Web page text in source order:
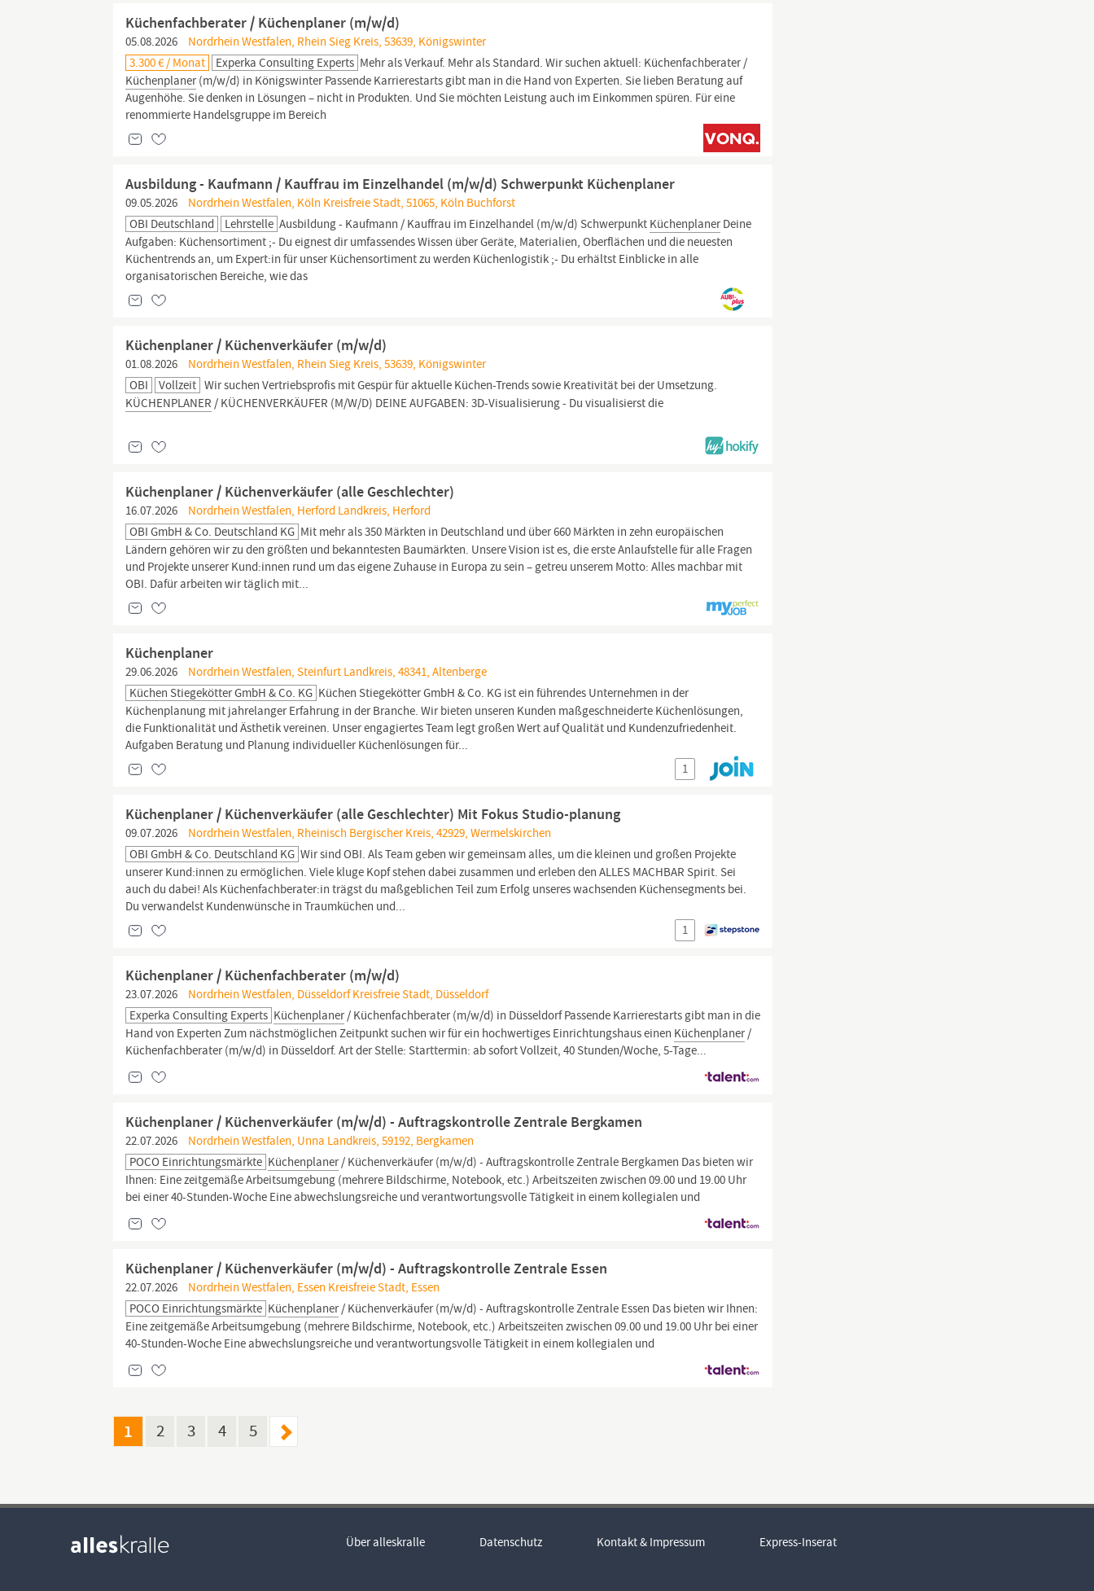
Küchenfachberater / Küchenplaner (m/w/d)
05.08.2026
Nordrhein Westfalen, Rhein Sieg Kreis, 53639, Königswinter
3.300 € / Monat
Experka Consulting Experts Mehr als Verkauf. Mehr als Standard. Wir suchen aktuell: Küchenfachberater /
Küchenplaner(m/w/d) in Königswinter Passende Karrierestarts gibt man in die Hand von Experten. Sie lieben Beratung auf
Augenhöhe. Sie denken in Lösungen – nicht in Produkten. Und Sie möchten Leistung auch im Einkommen spüren. Für eine
renommierte Handelsgruppe im Bereich
Ausbildung - Kaufmann / Kauffrau im Einzelhandel (m/w/d) Schwerpunkt Küchenplaner
09.05.2026
Nordrhein Westfalen, Köln Kreisfreie Stadt, 51065, Köln Buchforst
OBI Deutschland
Lehrstelle Ausbildung - Kaufmann / Kauffrau im Einzelhandel (m/w/d) Schwerpunkt KüchenplanerDeine
Aufgaben: Küchensortiment ;- Du eignest dir umfassendes Wissen über Geräte, Materialien, Oberflächen und die neuesten
Küchentrends an, um Expert:in für unser Küchensortiment zu werden Küchenlogistik ;- Du erhältst Einblicke in alle
organisatorischen Bereiche, wie das
Küchenplaner / Küchenverkäufer (m/w/d)
01.08.2026
Nordrhein Westfalen, Rhein Sieg Kreis, 53639, Königswinter
OBI
Vollzeit Wir suchen Vertriebsprofis mit Gespür für aktuelle Küchen-Trends sowie Kreativität bei der Umsetzung.
KÜCHENPLANER / KÜCHENVERKÄUFER (M/W/D) DEINE AUFGABEN: 3D-Visualisierung - Du visualisierst die
Küchenplaner / Küchenverkäufer (alle Geschlechter)
16.07.2026
Nordrhein Westfalen, Herford Landkreis, Herford
OBI GmbH & Co. Deutschland KG Mit mehr als 350 Märkten in Deutschland und über 660 Märkten in zehn europäischen
Ländern gehören wir zu den größten und bekanntesten Baumärkten. Unsere Vision ist es, die erste Anlaufstelle für alle Fragen
und Projekte unserer Kund:innen rund um das eigene Zuhause in Europa zu sein – getreu unserem Motto: Alles machbar mit
OBI. Dafür arbeiten wir täglich mit...
Küchenplaner
29.06.2026
Nordrhein Westfalen, Steinfurt Landkreis, 48341, Altenberge
Küchen Stiegekötter GmbH & Co. KG Küchen Stiegekötter GmbH & Co. KG ist ein führendes Unternehmen in der
Küchenplanung mit jahrelanger Erfahrung in der Branche. Wir bieten unseren Kunden maßgeschneiderte Küchenlösungen,
die Funktionalität und Ästhetik vereinen. Unser engagiertes Team legt großen Wert auf Qualität und Kundenzufriedenheit.
Aufgaben Beratung und Planung individueller Küchenlösungen für...
1
Küchenplaner / Küchenverkäufer (alle Geschlechter) Mit Fokus Studio-planung
09.07.2026
Nordrhein Westfalen, Rheinisch Bergischer Kreis, 42929, Wermelskirchen
OBI GmbH & Co. Deutschland KG Wir sind OBI. Als Team geben wir gemeinsam alles, um die kleinen und großen Projekte
unserer Kund:innen zu ermöglichen. Viele kluge Kopf stehen dabei zusammen und erleben den ALLES MACHBAR Spirit. Sei
auch du dabei! Als Küchenfachberater:in trägst du maßgeblichen Teil zum Erfolg unseres wachsenden Küchensegments bei.
Du verwandelst Kundenwünsche in Traumküchen und...
1
Küchenplaner / Küchenfachberater (m/w/d)
23.07.2026
Nordrhein Westfalen, Düsseldorf Kreisfreie Stadt, Düsseldorf
Experka Consulting Experts Küchenplaner/ Küchenfachberater (m/w/d) in Düsseldorf Passende Karrierestarts gibt man in die
Hand von Experten Zum nächstmöglichen Zeitpunkt suchen wir für ein hochwertiges Einrichtungshaus einen Küchenplaner/
Küchenfachberater (m/w/d) in Düsseldorf. Art der Stelle: Starttermin: ab sofort Vollzeit, 40 Stunden/Woche, 5-Tage...
Küchenplaner / Küchenverkäufer (m/w/d) - Auftragskontrolle Zentrale Bergkamen
22.07.2026
Nordrhein Westfalen, Unna Landkreis, 59192, Bergkamen
POCO Einrichtungsmärkte Küchenplaner/ Küchenverkäufer (m/w/d) - Auftragskontrolle Zentrale Bergkamen Das bieten wir
Ihnen: Eine zeitgemäße Arbeitsumgebung (mehrere Bildschirme, Notebook, etc.) Arbeitszeiten zwischen 09.00 und 19.00 Uhr
bei einer 40-Stunden-Woche Eine abwechslungsreiche und verantwortungsvolle Tätigkeit in einem kollegialen und
Küchenplaner / Küchenverkäufer (m/w/d) - Auftragskontrolle Zentrale Essen
22.07.2026
Nordrhein Westfalen, Essen Kreisfreie Stadt, Essen
POCO Einrichtungsmärkte Küchenplaner/ Küchenverkäufer (m/w/d) - Auftragskontrolle Zentrale Essen Das bieten wir Ihnen:
Eine zeitgemäße Arbeitsumgebung (mehrere Bildschirme, Notebook, etc.) Arbeitszeiten zwischen 09.00 und 19.00 Uhr bei einer
40-Stunden-Woche Eine abwechslungsreiche und verantwortungsvolle Tätigkeit in einem kollegialen und
1 2 3 4 5
Über alleskralle Datenschutz Kontakt & Impressum Express-Inserat